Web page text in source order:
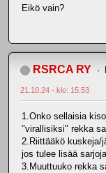
Eikö vain?
RSRCA RY
21.10.24 - klo: 15.53
1.Onko sellaisia
"virallisiksi" rekka
2.Riittääkö kuskeja/
jos tulee lisää
3.Muuttuuko rekka